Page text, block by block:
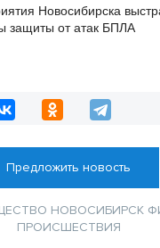
Новосибирска
защиты от атак БПЛА
Предложить новость
НОВОСИБИРСК
ПРОИСШЕСТВИЯ